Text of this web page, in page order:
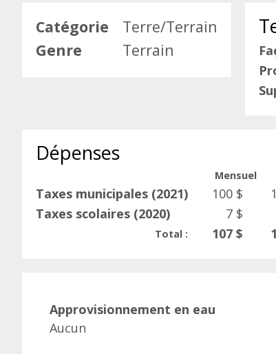
Catégorie
Terre/Terrain
Genre
Terrain
Dépenses
Mensuel
Taxes municipales (2021) 100 $
Taxes scolaires (2020)
7 $
Total : 107 $
Approvisionnement en eau
Aucun